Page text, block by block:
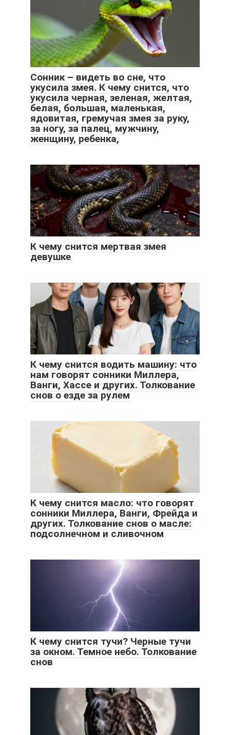
Сонник – видеть во сне, что
укусила змея. К чему снится, что
укусила черная, зеленая, желтая,
белая, большая, маленькая,
ядовитая, гремучая змея за руку,
за ногу, за палец, мужчину,
женщину, ребенка,
К чему снится мертвая змея
девушке
К чему снится водить машину: что
нам говорят сонники Миллера,
Ванги, Хассе и других. Толкование
снов о езде за рулем
К чему снится масло: что говорят
сонники Миллера, Ванги, Фрейда и
других. Толкование снов о масле:
подсолнечном и сливочном
К чему снится тучи? Черные тучи
за окном. Темное небо. Толкование
снов